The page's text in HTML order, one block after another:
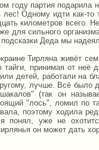
году партия подарила
лес! Одному идти как-то
километров всего.
для сильного
подсказки Деда мы
Тирляна живёт
тайги, принимая от неё
детей, работали на
лучше. Всё было
(так он
"лось", ломил по
поэтому ходила
понял, уже не
он может дать